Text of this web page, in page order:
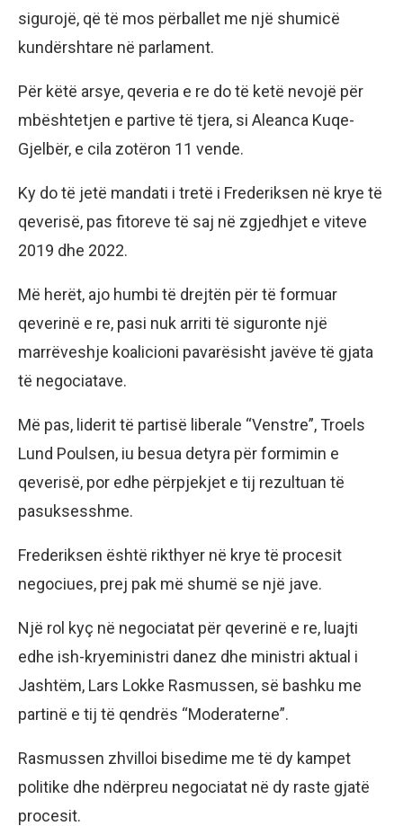
sigurojë, që të mos përballet me një shumicë
kundërshtare në parlament.
Për këtë arsye, qeveria e re do të ketë nevojë për
mbështetjen e partive të tjera, si Aleanca Kuqe-
Gjelbër, e cila zotëron 11 vende.
Ky do të jetë mandati i tretë i Frederiksen në krye të
qeverisë, pas fitoreve të saj në zgjedhjet e viteve
2019 dhe 2022.
Më herët, ajo humbi të drejtën për të formuar
qeverinë e re, pasi nuk arriti të siguronte një
marrëveshje koalicioni pavarësisht javëve të gjata
të negociatave.
Më pas, liderit të partisë liberale “Venstre”, Troels
Lund Poulsen, iu besua detyra për formimin e
qeverisë, por edhe përpjekjet e tij rezultuan të
pasuksesshme.
Frederiksen është rikthyer në krye të procesit
negociues, prej pak më shumë se një jave.
Një rol kyç në negociatat për qeverinë e re, luajti
edhe ish-kryeministri danez dhe ministri aktual i
Jashtëm, Lars Lokke Rasmussen, së bashku me
partinë e tij të qendrës “Moderaterne”.
Rasmussen zhvilloi bisedime me të dy kampet
politike dhe ndërpreu negociatat në dy raste gjatë
procesit.